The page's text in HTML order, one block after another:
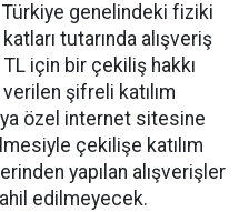
genelindeki fiziki
tutarında alışveriş
için bir çekiliş hakkı
şifreli katılım
özel internet sitesine
çekilişe katılım
yapılan alışverişler
edilmeyecek.